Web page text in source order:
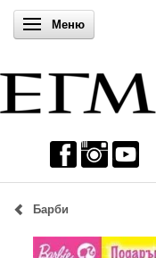
Включи навигацията
Меню
Барби